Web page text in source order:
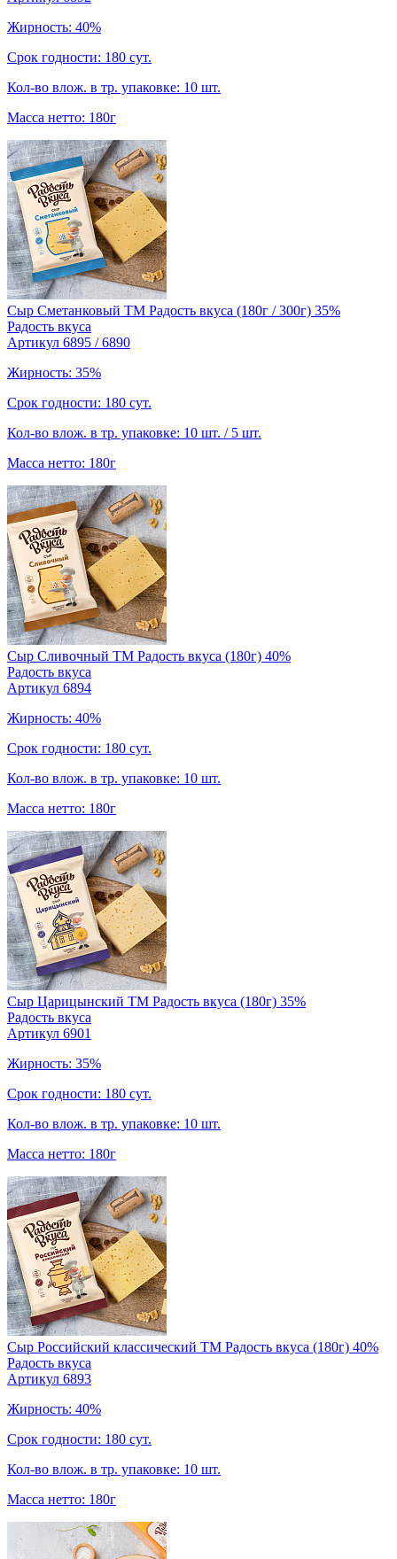
Жирность: 40%
Срок годности: 180 сут.
Кол-во влож. в тр. упаковке: 10 шт.
Масса нетто: 180г
Сыр Сметанковый TM Радость вкуса (180г / 300г) 35%
Радость вкуса
Артикул 6895 / 6890
Жирность: 35%
Срок годности: 180 сут.
Кол-во влож. в тр. упаковке: 10 шт. / 5 шт.
Масса нетто: 180г
Сыр Сливочный TM Радость вкуса (180г) 40%
Радость вкуса
Артикул 6894
Жирность: 40%
Срок годности: 180 сут.
Кол-во влож. в тр. упаковке: 10 шт.
Масса нетто: 180г
Сыр Царицынский TM Радость вкуса (180г) 35%
Радость вкуса
Артикул 6901
Жирность: 35%
Срок годности: 180 сут.
Кол-во влож. в тр. упаковке: 10 шт.
Масса нетто: 180г
Сыр Российский классический TM Радость вкуса (180г) 40%
Радость вкуса
Артикул 6893
Жирность: 40%
Срок годности: 180 сут.
Кол-во влож. в тр. упаковке: 10 шт.
Масса нетто: 180г